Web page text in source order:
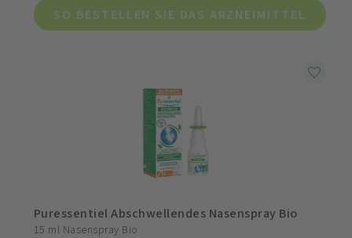
SO BESTELLEN SIE DAS ARZNEIMITTEL
Puressentiel Abschwellendes Nasenspray Bio
15 ml Nasenspray Bio